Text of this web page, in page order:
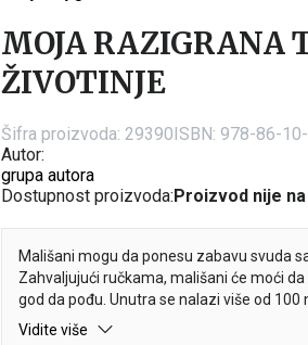
MOJA RAZIGRANA
ŽIVOTINJE
Šifra proizvoda: 29390ISBN: 978-86-
Autor:
grupa autora
Dostupnost proizvoda:Proizvod nije
Mališani mogu da ponesu zabavu svuda
Zahvaljujući ručkama, mališani će moći
god da pođu. Unutra se nalazi više od
rešavaju zadatke. Očekuje ih mnogo
Vidite više